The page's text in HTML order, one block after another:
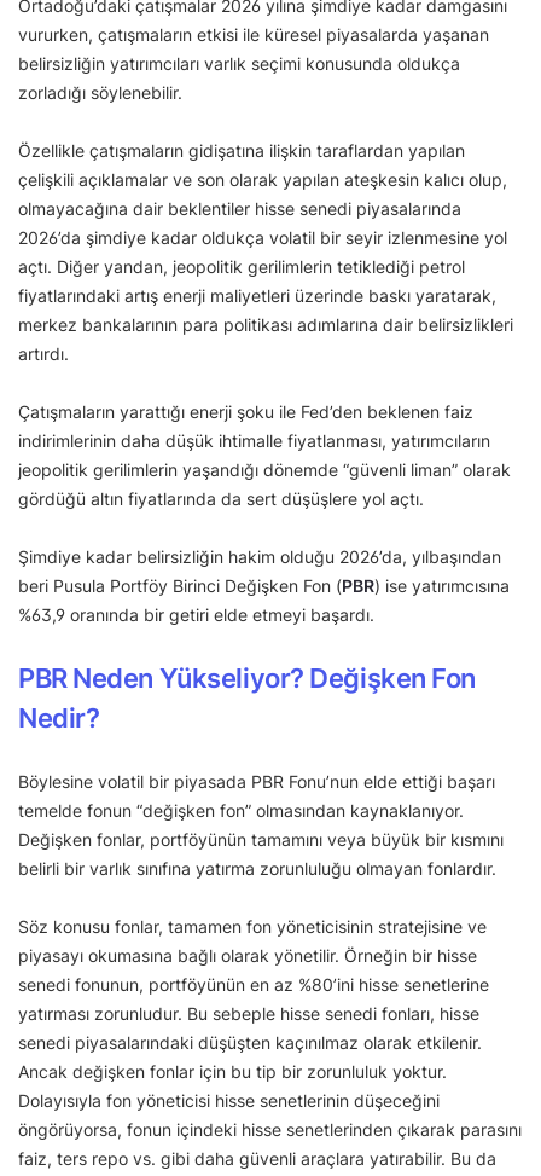
Ortadoğu’daki çatışmalar 2026 yılına şimdiye kadar damgasını
vururken, çatışmaların etkisi ile küresel piyasalarda yaşanan
belirsizliğin yatırımcıları varlık seçimi konusunda oldukça
zorladığı söylenebilir.
Özellikle çatışmaların gidişatına ilişkin taraflardan yapılan
çelişkili açıklamalar ve son olarak yapılan ateşkesin kalıcı olup,
olmayacağına dair beklentiler hisse senedi piyasalarında
2026’da şimdiye kadar oldukça volatil bir seyir izlenmesine yol
açtı. Diğer yandan, jeopolitik gerilimlerin tetiklediği petrol
fiyatlarındaki artış enerji maliyetleri üzerinde baskı yaratarak,
merkez bankalarının para politikası adımlarına dair belirsizlikleri
artırdı.
Çatışmaların yarattığı enerji şoku ile Fed’den beklenen faiz
indirimlerinin daha düşük ihtimalle fiyatlanması, yatırımcıların
jeopolitik gerilimlerin yaşandığı dönemde “güvenli liman” olarak
gördüğü altın fiyatlarında da sert düşüşlere yol açtı.
Şimdiye kadar belirsizliğin hakim olduğu 2026’da, yılbaşından
beri Pusula Portföy Birinci Değişken Fon (PBR) ise yatırımcısına
%63,9 oranında bir getiri elde etmeyi başardı.
PBR Neden Yükseliyor? Değişken Fon
Nedir?
Böylesine volatil bir piyasada PBR Fonu’nun elde ettiği başarı
temelde fonun “değişken fon” olmasından kaynaklanıyor.
Değişken fonlar, portföyünün tamamını veya büyük bir kısmını
belirli bir varlık sınıfına yatırma zorunluluğu olmayan fonlardır.
Söz konusu fonlar, tamamen fon yöneticisinin stratejisine ve
piyasayı okumasına bağlı olarak yönetilir. Örneğin bir hisse
senedi fonunun, portföyünün en az %80’ini hisse senetlerine
yatırması zorunludur. Bu sebeple hisse senedi fonları, hisse
senedi piyasalarındaki düşüşten kaçınılmaz olarak etkilenir.
Ancak değişken fonlar için bu tip bir zorunluluk yoktur.
Dolayısıyla fon yöneticisi hisse senetlerinin düşeceğini
öngörüyorsa, fonun içindeki hisse senetlerinden çıkarak parasını
faiz, ters repo vs. gibi daha güvenli araçlara yatırabilir. Bu da